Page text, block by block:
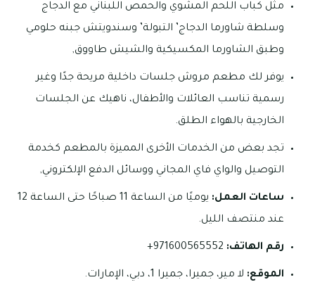
مثل كباب اللحم المشوي والحمص اللبناني مع الدجاج
وسلطة شاورما الدجاج’ التبولة’ وسندويتش جبنه حلومي
وطبق الشاورما المكسيكية والشيش طاووق,
يوفر لك مطعم مروش جلسات داخلية مريحة جدًا وغير
رسمية تناسب العائلات والأطفال، ناهيك عن الجلسات
الخارجية بالهواء الطلق.
تجد بعض من الخدمات الأخرى المميزة بالمطعم كخدمة
التوصيل والواي فاي المجاني ووسائل الدفع الإلكتروني,
ساعات العمل:
يوميًا من الساعة 11 صباحًا حتى الساعة 12
عند منتصف الليل.
رقم الهاتف:
الموقع: لا مير، جميرا، جميرا 1، دبي، الإمارات.